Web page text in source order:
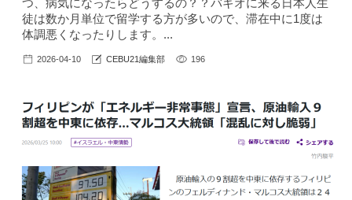
つ、病気になったらどうするの？？バギオに来る日本人生
徒は数か月単位で留学する方が多いので、滞在中に1度は
体調悪くなったりします。...
2026-04-10 CEBU21編集部 196